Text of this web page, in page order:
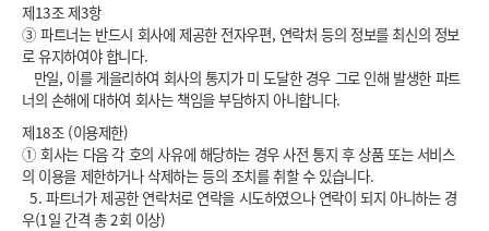
제13조 제3항
③ 파트너는 반드시 회사에 제공한 전자우편, 연락처 등의 정보를 최신의 정보
로 유지하여야 합니다.
만일, 이를 게을리하여 회사의 통지가 미 도달한 경우 그로 인해 발생한 파트
너의 손해에 대하여 회사는 책임을 부담하지 아니합니다.
제18조 (이용제한)
① 회사는 다음 각 호의 사유에 해당하는 경우 사전 통지 후 상품 또는 서비스
의 이용을 제한하거나 삭제하는 등의 조치를 취할 수 있습니다.
5. 파트너가 제공한 연락처로 연락을 시도하였으나 연락이 되지 아니하는 경
우(1일 간격 총 2회 이상)